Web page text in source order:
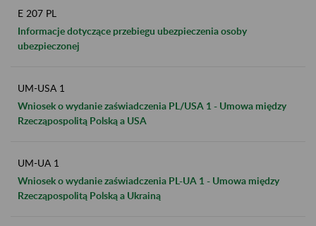
E 207 PL
Informacje dotyczące przebiegu ubezpieczenia osoby
ubezpieczonej
UM-USA 1
Wniosek o wydanie zaświadczenia PL/USA 1 - Umowa między
Rzecząpospolitą Polską a USA
UM-UA 1
Wniosek o wydanie zaświadczenia PL-UA 1 - Umowa między
Rzecząpospolitą Polską a Ukrainą